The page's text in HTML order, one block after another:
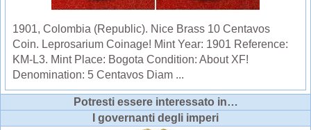
1901, Colombia (Republic). Nice Brass 10 Centavos
Coin. Leprosarium Coinage! Mint Year: 1901 Reference:
KM-L3. Mint Place: Bogota Condition: About XF!
Denomination: 5 Centavos Diam ...
Potresti essere interessato in…
I governanti degli imperi